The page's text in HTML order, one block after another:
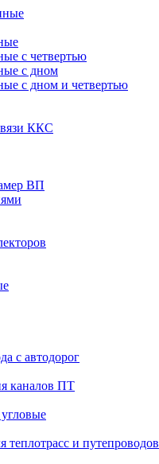
с четвертью
с дном
с дном и четвертью
ККС
ВП
с автодорог
каналов ПТ
и путепроводов